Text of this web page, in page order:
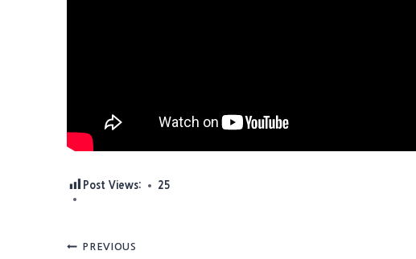
Post Views: 25
Post
PREVIOUS